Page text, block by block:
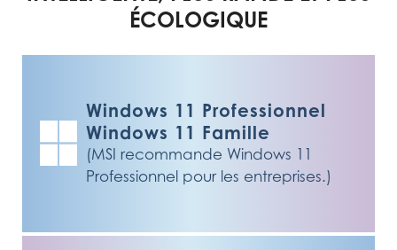
ÉCOLOGIQUE
Windows 11 Professionnel
Windows 11 Famille
(MSI recommande Windows 11
Professionnel pour les entreprises.)